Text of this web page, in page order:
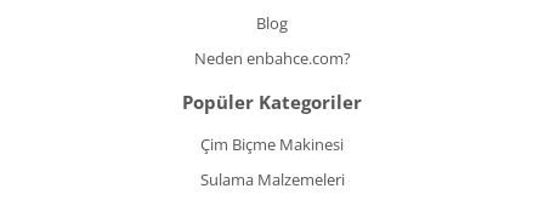
Blog
Neden enbahce.com?
Popüler Kategoriler
Çim Biçme Makinesi
Sulama Malzemeleri